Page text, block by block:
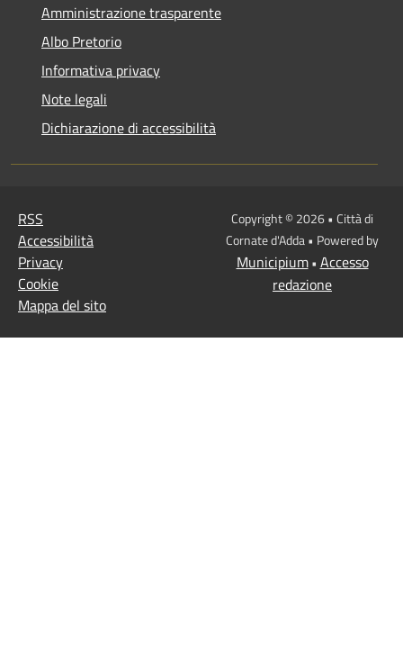
Amministrazione trasparente
Albo Pretorio
Informativa privacy
Note legali
Dichiarazione di accessibilità
RSS
Accessibilità
Privacy
Cookie
Mappa del sito
Copyright © 2026 • Città di
Cornate d'Adda • Powered by
Municipium• Accesso
redazione